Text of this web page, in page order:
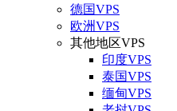
德国VPS
欧洲VPS
其他地区VPS
印度VPS
泰国VPS
缅甸VPS